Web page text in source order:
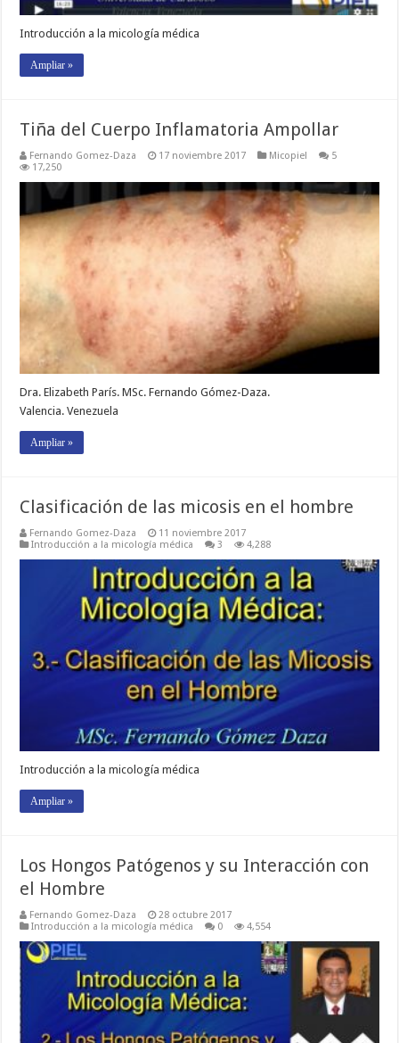
Introducción a la micología médica
Ampliar »
Tiña del Cuerpo Inflamatoria Ampollar
Fernando Gomez-Daza 17 noviembre 2017 Micopiel
5
17,250
Dra. Elizabeth París. MSc. Fernando Gómez-Daza.
Valencia. Venezuela
Ampliar »
Clasificación de las micosis en el hombre
Fernando Gomez-Daza
11 noviembre 2017
Introducción a la micología médica
3 4,288
Introducción a la micología médica
Ampliar »
Los Hongos Patógenos y su Interacción con
el Hombre
Fernando Gomez-Daza
28 octubre 2017
Introducción a la micología médica
0 4,554